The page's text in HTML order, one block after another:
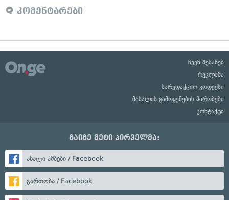
კომენტარები
ჩვენ შესახებ
რეკლამა
სარედაქციო კოდექსი
მასალის გამოყენების პირობები
კონტაქტი
გაიგე მეტი პირველმა:
ახალი ამბები / Facebook
გართობა / Facebook